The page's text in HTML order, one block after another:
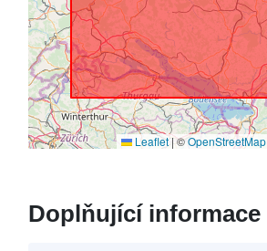
Leaflet |©OpenStreetMap
Doplňující informace